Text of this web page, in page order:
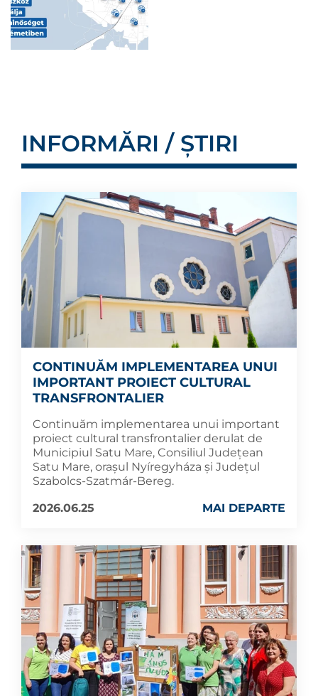
INFORMĂRI / ȘTIRI
CONTINUĂM IMPLEMENTAREA UNUI
IMPORTANT PROIECT CULTURAL
TRANSFRONTALIER
Continuăm implementarea unui important
proiect cultural transfrontalier derulat de
Municipiul Satu Mare, Consiliul Județean
Satu Mare, orașul Nyíregyháza și Județul
Szabolcs-Szatmár-Bereg.
2026.06.25
MAI DEPARTE